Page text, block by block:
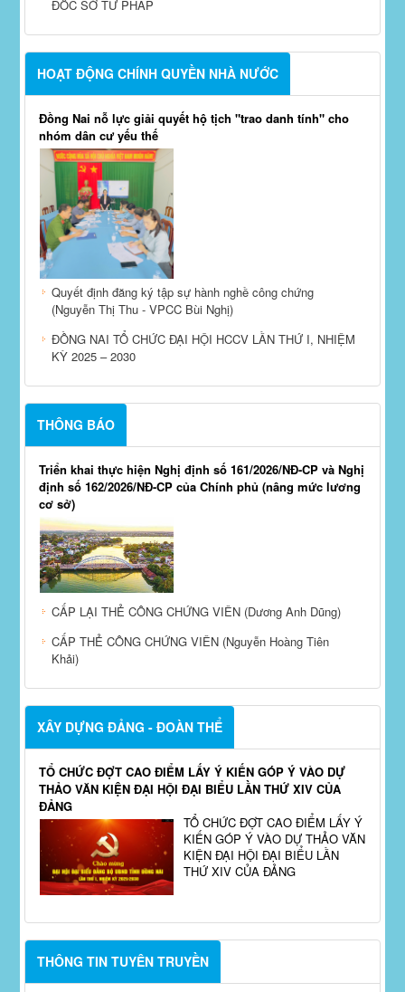
ĐỐC SỞ TƯ PHÁP
HOẠT ĐỘNG CHÍNH QUYỀN NHÀ NƯỚC
Đồng Nai nỗ lực giải quyết hộ tịch "trao danh tính" cho
nhóm dân cư yếu thế
Quyết định đăng ký tập sự hành nghề công chứng
(Nguyễn Thị Thu - VPCC Bùi Nghị)
ĐỒNG NAI TỔ CHỨC ĐẠI HỘI HCCV LẦN THỨ I, NHIỆM
KỲ 2025 – 2030
THÔNG BÁO
Triển khai thực hiện Nghị định số 161/2026/NĐ-CP và Nghị
định số 162/2026/NĐ-CP của Chính phủ (nâng mức lương
cơ sở)
CẤP LẠI THẺ CÔNG CHỨNG VIÊN (Dương Anh Dũng)
CẤP THẺ CÔNG CHỨNG VIÊN (Nguyễn Hoàng Tiên
Khải)
XÂY DỰNG ĐẢNG - ĐOÀN THỂ
TỔ CHỨC ĐỢT CAO ĐIỂM LẤY Ý KIẾN GÓP Ý VÀO DỰ
THẢO VĂN KIỆN ĐẠI HỘI ĐẠI BIỂU LẦN THỨ XIV CỦA
ĐẢNG
TỔ CHỨC ĐỢT CAO ĐIỂM LẤY Ý
KIẾN GÓP Ý VÀO DỰ THẢO VĂN
KIỆN ĐẠI HỘI ĐẠI BIỂU LẦN
THỨ XIV CỦA ĐẢNG
THÔNG TIN TUYÊN TRUYỀN